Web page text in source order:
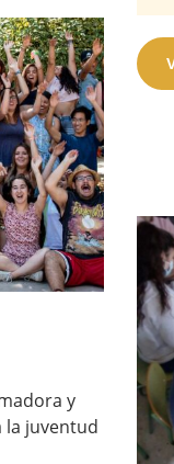
y
la juventud